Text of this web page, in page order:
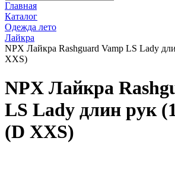
Главная
Каталог
Одежда лето
Лайкра
NPX Лайкра Rashguard Vamp LS Lady
XXS)
NPX Лайкра
LS Lady длин рук
(D XXS)